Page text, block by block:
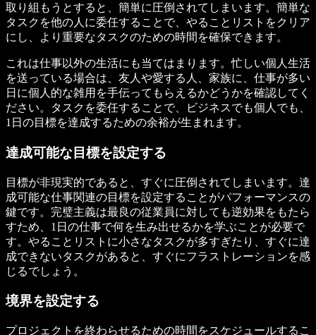
取り組もうとすると、簡単に圧倒されてしまいます。簡単な
タスクを他の人に委任することで、やることリストをクリア
にし、より重要なタスクのための時間を確保できます。
これは仕事以外の生活にも当てはまります。忙しい個人生活
を送っている場合は、友人や愛する人、家族に、仕事が多い
日に個人的な雑用を手伝ってもらえるかどうかを確認してく
ださい。タスクを委任することで、ビジネスでも個人でも、
1日の目標を達成するための余裕が生まれます。
達成可能な目標を設定する
目標が非現実的であると、すぐに圧倒されてしまいます。達
成可能な仕事関連の目標を設定することがパフォーマンスの
鍵です。完璧主義は最良の従業員に対しても逆効果をもたら
すため、1日の仕事で何を生み出せるかを学ぶことが必要で
す。やることリストに小さなタスクが多すぎたり、すぐに達
成できないタスクがあると、すぐにフラストレーションを感
じるでしょう。
境界を設定する
プロジェクトを終わらせるための時間をスケジュールするこ